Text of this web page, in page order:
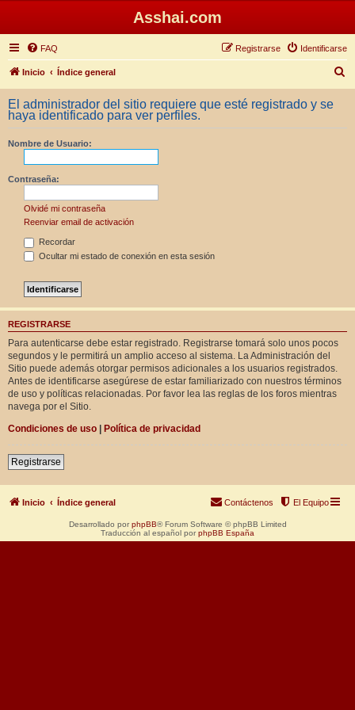
Asshai.com
FAQ Identificarse
Registrarse
Inicio Índice general
u
c
El administrador del sitio requiere que esté registrado y se
haya identificado para ver perfiles.
Nombre de Usuario:
Contraseña:
Olvidé mi contraseña
Reenviar email de activación
Recordar
Ocultar mi estado de conexión en esta sesión
REGISTRARSE
Para autenticarse debe estar registrado. Registrarse tomará solo unos pocos
segundos y le permitirá un amplio acceso al sistema. La Administración del
Sitio puede además otorgar permisos adicionales a los usuarios registrados.
Antes de identificarse asegúrese de estar familiarizado con nuestros términos
de uso y políticas relacionadas. Por favor lea las reglas de los foros mientras
navega por el Sitio.
Condiciones de uso | Política de privacidad
Registrarse
Inicio Índice general El Equipo
Contáctenos
Desarrollado por phpBB® Forum Software © phpBB Limited
Traducción al español por phpBB España